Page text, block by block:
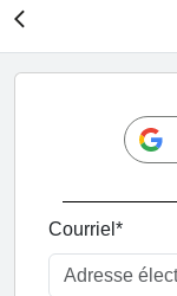
arrow_back_ios
Courriel *